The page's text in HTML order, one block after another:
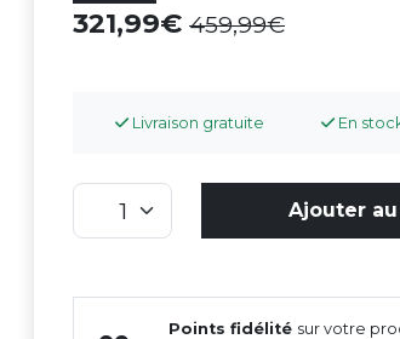
321,99 459,99
Livraison gratuite En
Ajouter
Points fidélité sur votre